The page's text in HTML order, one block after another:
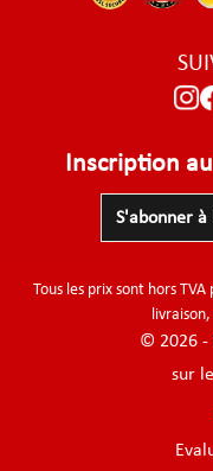
Inscription
S'abonner
Tous les prix sont hors TVA
© 2026 -
sur